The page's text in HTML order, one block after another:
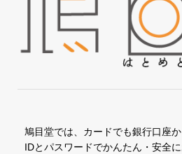
鳩目堂では、カードでも銀行口座
IDとパスワードでかんたん・安全